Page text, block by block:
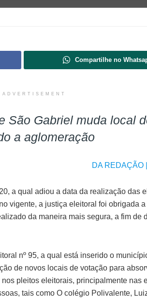
Compartilhe no
ADVERTISEMENT
São Gabriel muda local
a aglomeração
DA REDAÇÃO
a qual adiou a data da realização das
vigente, a justiça eleitoral foi obrigada
da maneira mais segura, a fim de
nº 95, a qual está inserido o
de novos locais de votação para
pleitos eleitorais, principalmente nas
tais como O colégio Polivalente,